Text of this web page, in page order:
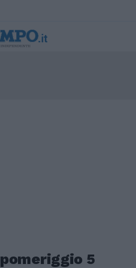
pomeriggio 5